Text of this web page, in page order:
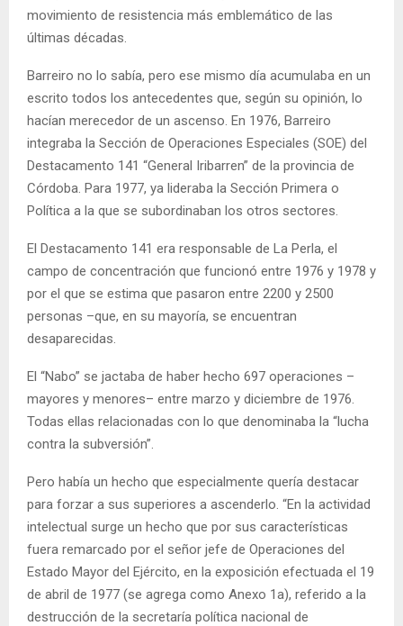
movimiento de resistencia más emblemático de las
últimas décadas.
Barreiro no lo sabía, pero ese mismo día acumulaba en un
escrito todos los antecedentes que, según su opinión, lo
hacían merecedor de un ascenso. En 1976, Barreiro
integraba la Sección de Operaciones Especiales (SOE) del
Destacamento 141 “General Iribarren” de la provincia de
Córdoba. Para 1977, ya lideraba la Sección Primera o
Política a la que se subordinaban los otros sectores.
El Destacamento 141 era responsable de La Perla, el
campo de concentración que funcionó entre 1976 y 1978 y
por el que se estima que pasaron entre 2200 y 2500
personas –que, en su mayoría, se encuentran
desaparecidas.
El “Nabo” se jactaba de haber hecho 697 operaciones –
mayores y menores– entre marzo y diciembre de 1976.
Todas ellas relacionadas con lo que denominaba la “lucha
contra la subversión”.
Pero había un hecho que especialmente quería destacar
para forzar a sus superiores a ascenderlo. “En la actividad
intelectual surge un hecho que por sus características
fuera remarcado por el señor jefe de Operaciones del
Estado Mayor del Ejército, en la exposición efectuada el 19
de abril de 1977 (se agrega como Anexo 1a), referido a la
destrucción de la secretaría política nacional de